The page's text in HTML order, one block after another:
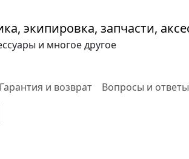
и многое другое
Гарантия и возврат
Вопросы и ответы